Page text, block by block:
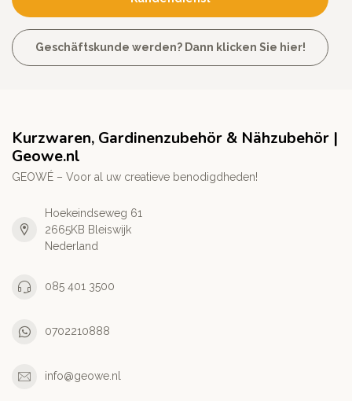
Geschäftskunde werden? Dann klicken Sie hier!
Kurzwaren, Gardinenzubehör & Nähzubehör |
Geowe.nl
GEOWÉ – Voor al uw creatieve benodigdheden!
Hoekeindseweg 61
2665KB Bleiswijk
Nederland
085 401 3500
0702210888
info@geowe.nl